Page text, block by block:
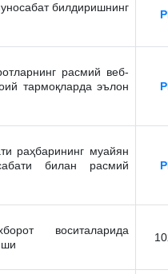
билдиришнинг
расмий веб-
тармоқларда эълон
раҳбарининг муайян
билан расмий
воситаларида